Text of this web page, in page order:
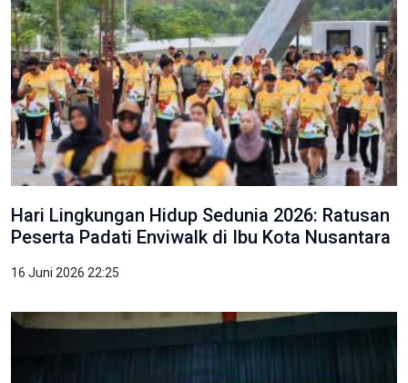
Hari Lingkungan Hidup Sedunia 2026: Ratusan
Peserta Padati Enviwalk di Ibu Kota Nusantara
16 Juni 2026 22:25